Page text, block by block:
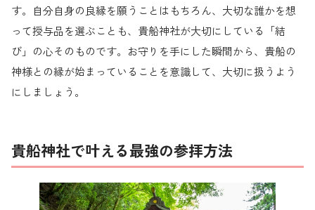
す。自分自身の良縁を願うことはもちろん、大切な誰かを想
って授与品を選ぶことも、貴船神社が大切にしている「結
び」の心そのものです。お守りを手にした瞬間から、貴船の
神様との縁が始まっていることを意識して、大切に扱うよう
にしましょう。
貴船神社で叶える最強の参拝方法